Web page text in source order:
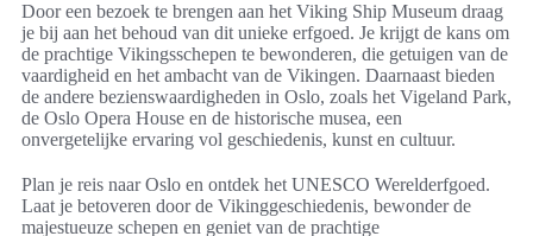
Door een bezoek te brengen aan het Viking Ship Museum draag
je bij aan het behoud van dit unieke erfgoed. Je krijgt de kans om
de prachtige Vikingsschepen te bewonderen, die getuigen van de
vaardigheid en het ambacht van de Vikingen. Daarnaast bieden
de andere bezienswaardigheden in Oslo, zoals het Vigeland Park,
de Oslo Opera House en de historische musea, een
onvergetelijke ervaring vol geschiedenis, kunst en cultuur.
Plan je reis naar Oslo en ontdek het UNESCO Werelderfgoed.
Laat je betoveren door de Vikinggeschiedenis, bewonder de
majestueuze schepen en geniet van de prachtige